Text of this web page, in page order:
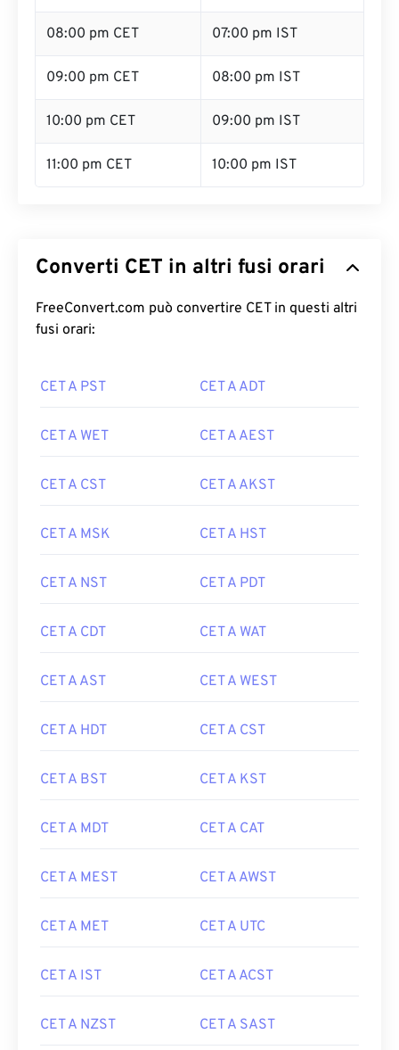
08:00 pm CET 07:00 pm IST
09:00 pm CET 08:00 pm IST
10:00 pm CET 09:00 pm IST
11:00 pm CET 10:00 pm IST
Converti CET in altri fusi orari
FreeConvert.com può convertire CET in questi altri
fusi orari:
CET A PST CET A ADT
CET A WET CET A AEST
CET A CST CET A AKST
CET A MSK CET A HST
CET A NST CET A PDT
CET A CDT CET A WAT
CET A AST CET A WEST
CET A HDT CET A CST
CET A BST CET A KST
CET A MDT CET A CAT
CET A MEST CET A AWST
CET A MET CET A UTC
CET A IST CET A ACST
CET A NZST CET A SAST